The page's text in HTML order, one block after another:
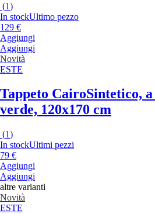
(1)
In stockUltimo pezzo
129 €
Aggiungi
Aggiungi
Novità
ESTE
Tappeto CairoSintetico,
verde, 120x170 cm
(1)
In stockUltimi pezzi
79 €
Aggiungi
Aggiungi
altre varianti
Novità
ESTE